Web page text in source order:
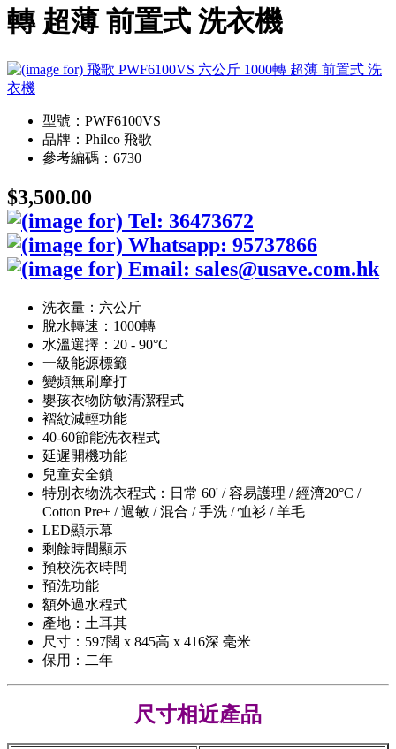
轉 超薄 前置式 洗衣機
型號：PWF6100VS
品牌：Philco 飛歌
參考編碼：6730
$3,500.00
洗衣量：六公斤
脫水轉速：1000轉
水溫選擇：20 - 90°C
一級能源標籤
變頻無刷摩打
嬰孩衣物防敏清潔程式
褶紋減輕功能
40-60節能洗衣程式
延遲開機功能
兒童安全鎖
特別衣物洗衣程式：日常 60' / 容易護理 / 經濟20°C /
Cotton Pre+ / 過敏 / 混合 / 手洗 / 恤衫 / 羊毛
LED顯示幕
剩餘時間顯示
預校洗衣時間
預洗功能
額外過水程式
產地：土耳其
尺寸：597闊 x 845高 x 416深 毫米
保用：二年
尺寸相近產品